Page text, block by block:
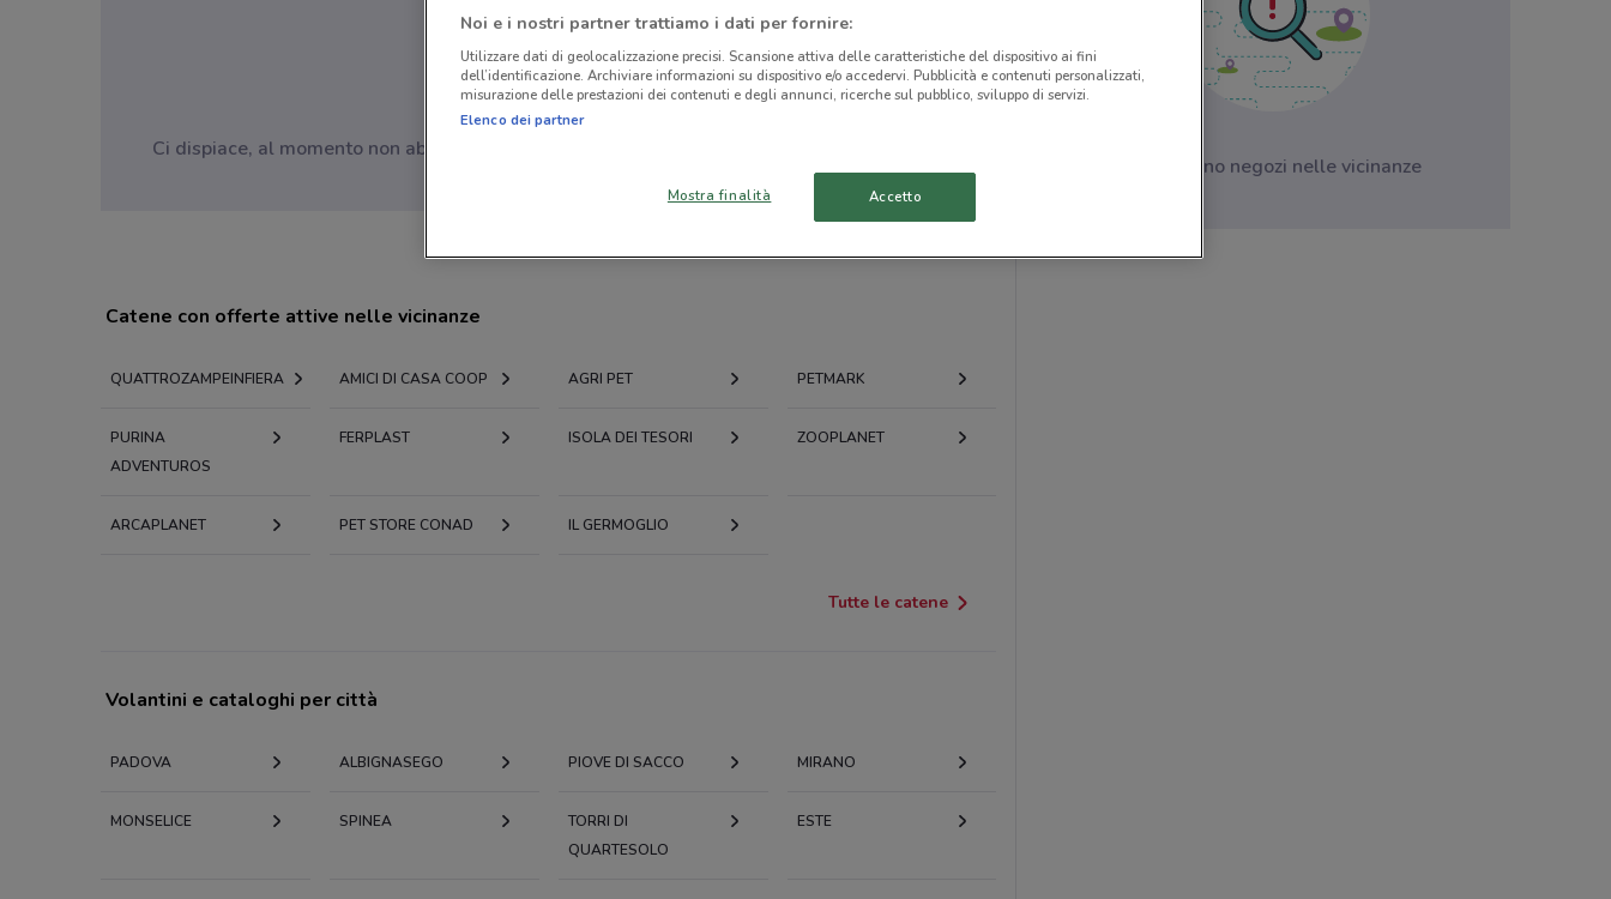
Ci dispiace, al momento non abbiamo pubblicato volantini nella tua zona. Riprova più tardi.
Non ci sono negozi nelle vicinanze
Catene con offerte attive nelle vicinanze
QUATTROZAMPEINFIERA AMICI DI CASA COOP AGRI PET PETMARK
PURINA
ADVENTUROS
FERPLAST ISOLA DEI TESORI ZOOPLANET
ARCAPLANET PET STORE CONAD IL GERMOGLIO
Tutte le catene
Volantini e cataloghi per città
PADOVA ALBIGNASEGO PIOVE DI SACCO MIRANO
MONSELICE SPINEA
TORRI DI
QUARTESOLO
ESTE
Noi e i nostri partner trattiamo i dati per fornire:
Utilizzare dati di geolocalizzazione precisi. Scansione attiva delle caratteristiche del dispositivo ai fini
dell’identificazione. Archiviare informazioni su dispositivo e/o accedervi. Pubblicità e contenuti personalizzati,
misurazione delle prestazioni dei contenuti e degli annunci, ricerche sul pubblico, sviluppo di servizi.
Elenco dei partner
Mostra finalità Accetto